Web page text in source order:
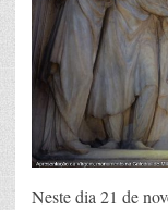
Neste dia 21 de